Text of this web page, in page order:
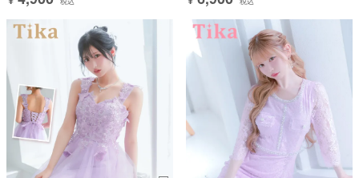
md234403-ha]